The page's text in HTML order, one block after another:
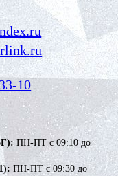
10
ПН-ПТ с 09:10 до
ПН-ПТ с 09:30 до